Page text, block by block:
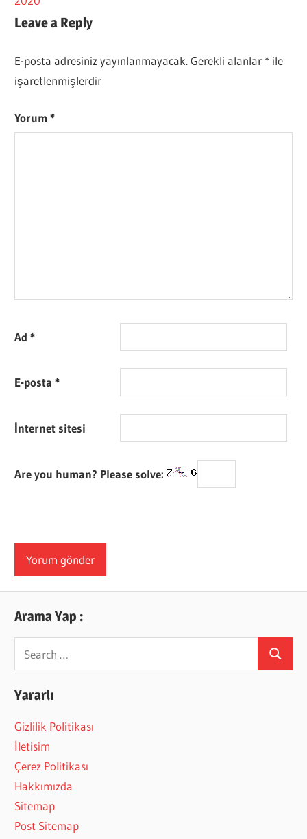
Leave a Reply
E-posta adresiniz yayınlanmayacak. Gerekli alanlar * ile
işaretlenmişlerdir
Yorum*
Ad*
E-posta*
İnternet sitesi
Are you human? Please solve:
Arama Yap :
for:
Search
Yararlı
Gizlilik Politikası
İletisim
Çerez Politikası
Hakkımızda
Sitemap
Post Sitemap